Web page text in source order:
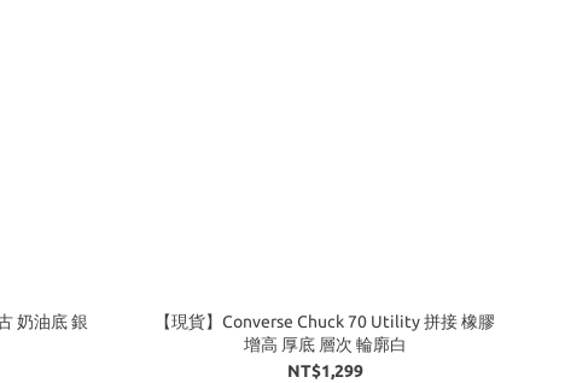
奶油底 銀
【現貨】Converse Chuck 70 Utility 拼接 橡膠
增高 厚底 層次 輪廓白
NT$1,299